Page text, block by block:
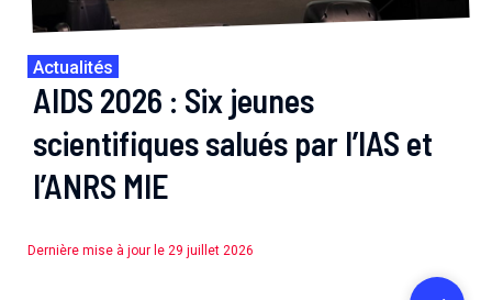
Actualités
AIDS 2026 : Six jeunes
scientifiques salués par l’IAS et
l’ANRS MIE
Dernière mise à jour le 29 juillet 2026